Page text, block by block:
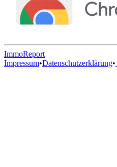
ImmoReport
Impressum•Datenschutzerklärung•